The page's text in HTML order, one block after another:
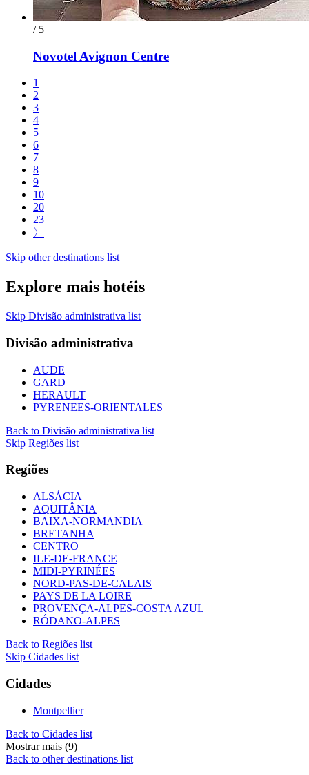
/ 5
Novotel Avignon Centre
1
2
3
4
5
6
7
8
9
10
20
23
〉
Skip other destinations list
Explore mais hotéis
Skip Divisão administrativa list
Divisão administrativa
AUDE
GARD
HERAULT
PYRENEES-ORIENTALES
Back to Divisão administrativa list
Skip Regiões list
Regiões
ALSÁCIA
AQUITÂNIA
BAIXA-NORMANDIA
BRETANHA
CENTRO
ILE-DE-FRANCE
MIDI-PYRINÉES
NORD-PAS-DE-CALAIS
PAYS DE LA LOIRE
PROVENÇA-ALPES-COSTA AZUL
RÓDANO-ALPES
Back to Regiões list
Skip Cidades list
Cidades
Montpellier
Back to Cidades list
Mostrar mais (9)
Back to other destinations list